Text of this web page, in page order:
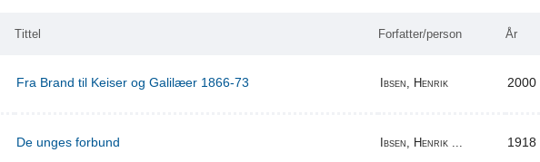
Tittel Forfatter/person År
Fra Brand til Keiser og Galilæer 1866-73 Ibsen, Henrik 2000
De unges forbund Ibsen, Henrik ... 1918